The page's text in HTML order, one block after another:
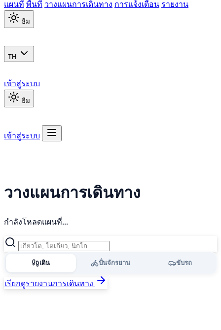
แผนที่ พื้นที่ วางแผนการเดินทาง การแจ้งเตือน รายงาน
ธีม
TH
เข้าสู่ระบบ
ธีม
เข้าสู่ระบบ
วางแผนการเดินทาง
กำลังโหลดแผนที่...
เดิน ปั่นจักรยาน ขับรถ
เรียกดูรายงานการเดินทาง